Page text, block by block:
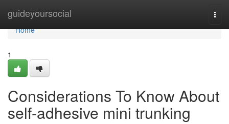
guideyoursocial
Home
Home
1
Considerations To Know About
self-adhesive mini trunking